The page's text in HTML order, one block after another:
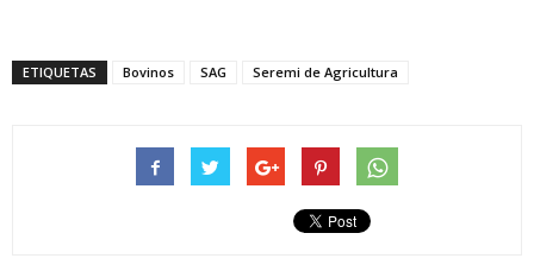
ETIQUETAS Bovinos SAG Seremi de Agricultura